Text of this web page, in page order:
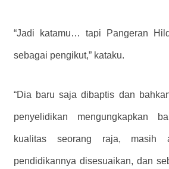
“Jadi katamu… tapi Pangeran
sebagai pengikut,” kataku.
“Dia baru saja dibaptis dan
penyelidikan mengungkapkan
kualitas seorang raja, masih
pendidikannya disesuaikan, dan